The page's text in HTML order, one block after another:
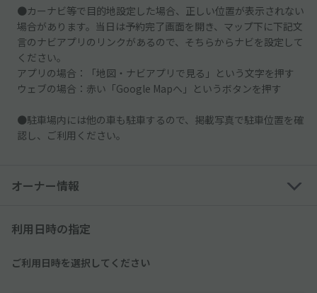
●カーナビ等で目的地設定した場合、正しい位置が表示されない
場合があります。当日は予約完了画面を開き、マップ下に下記文
言のナビアプリのリンクがあるので、そちらからナビを設定して
ください。
アプリの場合：「地図・ナビアプリで見る」という文字を押す
ウェブの場合：赤い「Google Mapへ」というボタンを押す
●駐車場内には他の車も駐車するので、掲載写真で駐車位置を確
認し、ご利用ください。
オーナー情報
利用日時の指定
ご利用日時を選択してください